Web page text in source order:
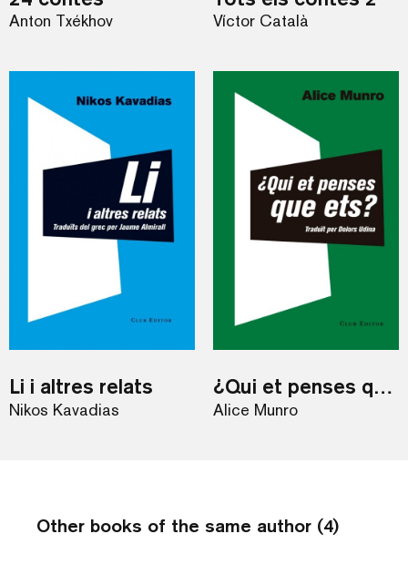
Anton Txékhov Víctor Català
Li i altres relats
Nikos Kavadias
¿Qui et penses que ets?
Alice Munro
Other books of the same author (4)